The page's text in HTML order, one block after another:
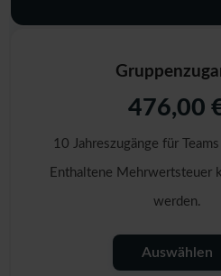
476,00
10 Jahreszugänge für
Enthaltene Mehrwertsteuer
werden.
Auswählen